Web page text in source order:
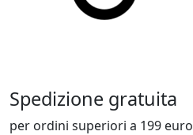
Spedizione gratuita
per ordini superiori a 199 euro